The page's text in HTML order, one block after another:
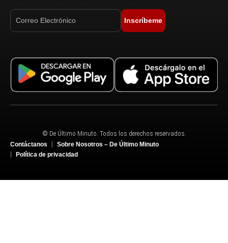
Inscríbeme
© De Último Minuto. Todos los derechos reservados.
Contáctanos
Sobre Nosotros – De Último Minuto
Política de privacidad